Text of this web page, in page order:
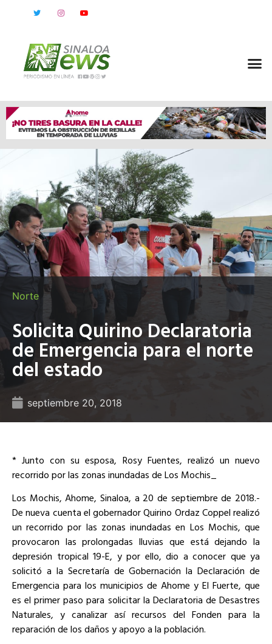
Norte
Solicita Quirino Declaratoria
de Emergencia para el norte
del estado
septiembre 20, 2018
* Junto con su esposa, Rosy Fuentes, realizó un nuevo
recorrido por las zonas inundadas de Los Mochis_
Los Mochis, Ahome, Sinaloa, a 20 de septiembre de 2018.-
De nueva cuenta el gobernador Quirino Ordaz Coppel realizó
un recorrido por las zonas inundadas en Los Mochis, que
provocaron las prolongadas lluvias que está dejando la
depresión tropical 19-E, y por ello, dio a conocer que ya
solicitó a la Secretaría de Gobernación la Declaración de
Emergencia para los municipios de Ahome y El Fuerte, que
es el primer paso para solicitar la Declaratoria de Desastres
Naturales, y canalizar así recursos del Fonden para la
reparación de los daños y apoyo a la población.